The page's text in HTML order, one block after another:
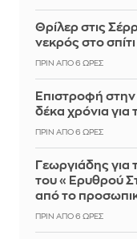
Θρίλερ στις
νεκρός στο
ΠΡΙΝ ΑΠΌ 6 ΏΡΕΣ
Επιστροφή
δέκα χρόνια για
ΠΡΙΝ ΑΠΌ 6 ΏΡΕΣ
Γεωργιάδης για
του «Ερυθρού
από το
ΠΡΙΝ ΑΠΌ 6 ΏΡΕΣ